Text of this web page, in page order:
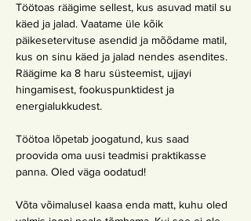
Töötoas räägime sellest, kus asuvad matil su
käed ja jalad. Vaatame üle kõik
päikesetervituse asendid ja mõõdame matil,
kus on sinu käed ja jalad nendes asendites.
Räägime ka 8 haru süsteemist, ujjayi
hingamisest, fookuspunktidest ja
energialukkudest.
Töötoa lõpetab joogatund, kus saad
proovida oma uusi teadmisi praktikasse
panna. Oled väga oodatud!
Võta võimalusel kaasa enda matt, kuhu oled